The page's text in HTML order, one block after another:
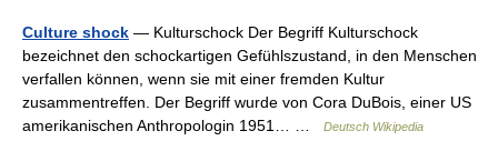
Culture shock — Kulturschock Der Begriff Kulturschock
bezeichnet den schockartigen Gefühlszustand, in den Menschen
verfallen können, wenn sie mit einer fremden Kultur
zusammentreffen. Der Begriff wurde von Cora DuBois, einer US
amerikanischen Anthropologin 1951… …
Deutsch Wikipedia